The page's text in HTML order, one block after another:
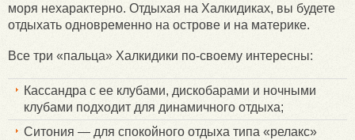
моря нехарактерно. Отдыхая на Халкидиках, вы будете
отдыхать одновременно на острове и на материке.
Все три «пальца» Халкидики по-своему интересны:
Кассандра с ее клубами, дискобарами и ночными
клубами подходит для динамичного отдыха;
Ситония — для спокойного отдыха типа «релакс»